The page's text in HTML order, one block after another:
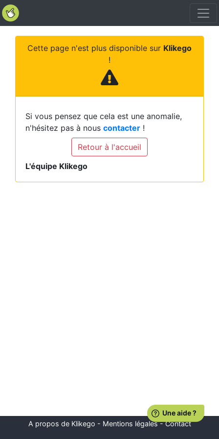
Cette page n'est plus disponible sur Klikego
!
Si vous pensez que cela est une anomalie,
n'hésitez pas à nous contacter !
Retour à l'accueil
L'équipe Klikego
A propos de Klikego - Mentions légales-Contact